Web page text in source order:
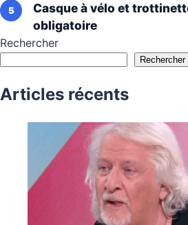
Casque à vélo et
obligatoire
Rechercher
Rechercher
Articles récents